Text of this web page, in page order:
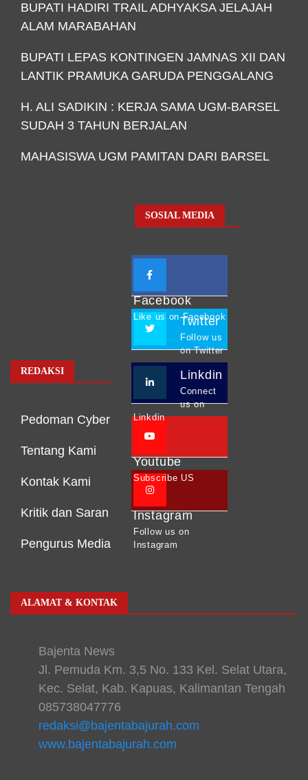
BUPATI HADIRI TRAIL ADHYAKSA JELAJAH
ALAM MARABAHAN
BUPATI LEPAS KONTINGEN JAMNAS XII DAN
LANTIK PRAMUKA GARUDA PENGGALANG
H. ALI SADIKIN : KERJA SAMA UGM-BARSEL
SUDAH 3 TAHUN BERJALAN
MAHASISWA UGM PAMITAN DARI BARSEL
REDAKSI
Pedoman Cyber
Tentang Kami
Kontak Kami
Kritik dan Saran
Pengurus Media
SOSIAL MEDIA
Facebook
Like us on Facebook
Twitter
Follow us
on Twitter
Linkdin
Connect
us on
Linkdin
Youtube
Subscribe US
Instagram
Follow us on
Instagram
ALAMAT & KONTAK
Bajenta News
Jl. Pemuda Km. 3,5 No. 133 Kel. Selat Utara,
Kec. Selat, Kab. Kapuas, Kalimantan Tengah
085738047776
redaksi@bajentabajurah.com
www.bajentabajurah.com